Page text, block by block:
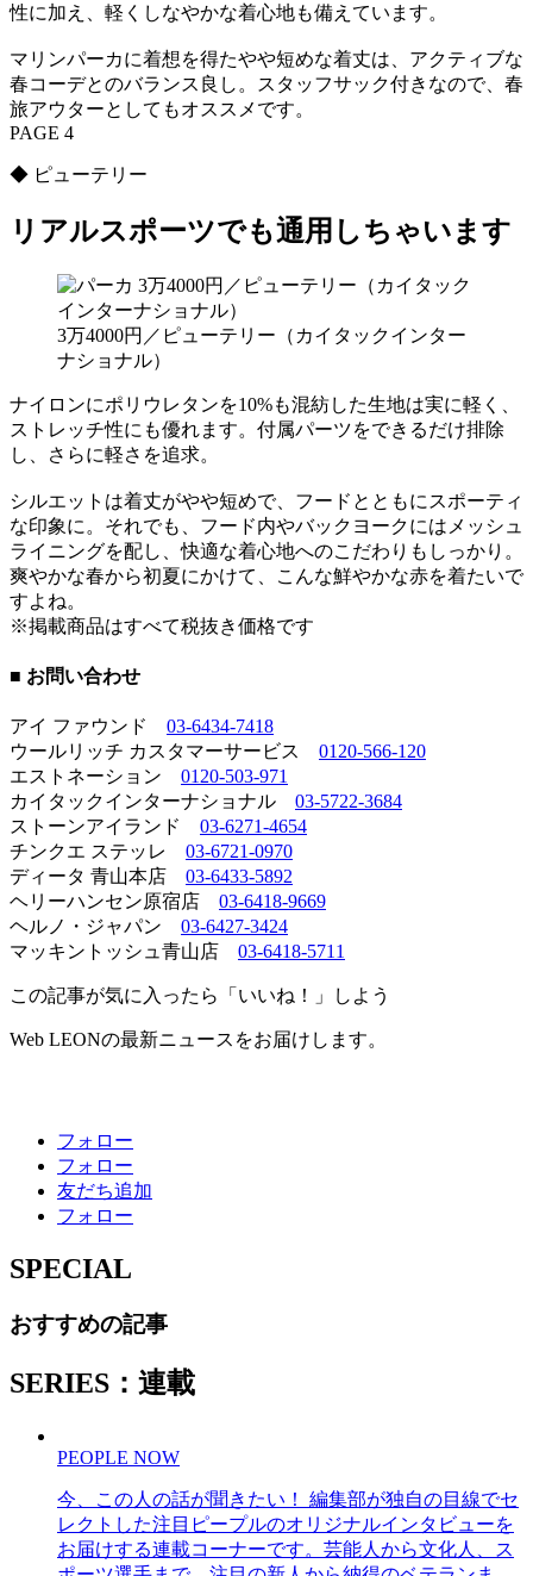
性に加え、軽くしなやかな着心地も備えています。
マリンパーカに着想を得たやや短めな着丈は、アクティブな
春コーデとのバランス良し。スタッフサック付きなので、春
旅アウターとしてもオススメです。
PAGE 4
◆ ピューテリー
リアルスポーツでも通用しちゃいます
3万4000円／ピューテリー（カイタックインター
ナショナル）
ナイロンにポリウレタンを10%も混紡した生地は実に軽く、
ストレッチ性にも優れます。付属パーツをできるだけ排除
し、さらに軽さを追求。
シルエットは着丈がやや短めで、フードとともにスポーティ
な印象に。それでも、フード内やバックヨークにはメッシュ
ライニングを配し、快適な着心地へのこだわりもしっかり。
爽やかな春から初夏にかけて、こんな鮮やかな赤を着たいで
すよね。
※掲載商品はすべて税抜き価格です
■ お問い合わせ
アイ ファウンド 03-6434-7418
ウールリッチ カスタマーサービス 0120-566-120
エストネーション 0120-503-971
カイタックインターナショナル 03-5722-3684
ストーンアイランド 03-6271-4654
チンクエ ステッレ 03-6721-0970
ディータ 青山本店 03-6433-5892
ヘリーハンセン原宿店 03-6418-9669
ヘルノ・ジャパン 03-6427-3424
マッキントッシュ青山店 03-6418-5711
この記事が気に入ったら「いいね！」しよう
Web LEONの最新ニュースをお届けします。
フォロー
フォロー
友だち追加
フォロー
SPECIAL
おすすめの記事
SERIES：連載
PEOPLE NOW
今、この人の話が聞きたい！ 編集部が独自の目線でセ
レクトした注目ピープルのオリジナルインタビューを
お届けする連載コーナーです。芸能人から文化人、ス